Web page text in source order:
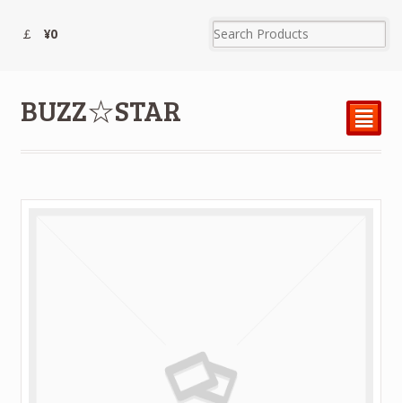
¥0
BUZZ☆STAR ²